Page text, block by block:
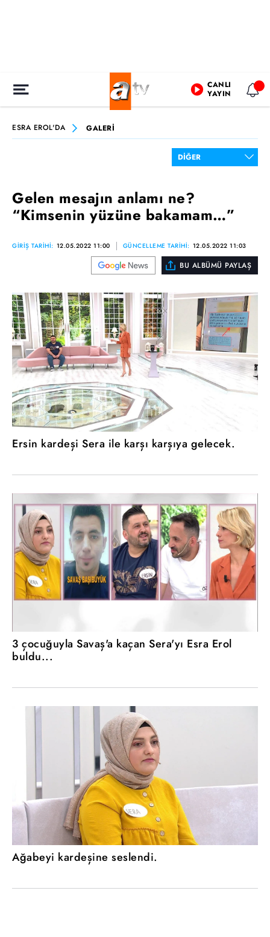
CANLI
YAYIN
ESRA EROL'DA GALERİ
Gelen mesajın anlamı ne?
“Kimsenin yüzüne bakamam…”
GİRİŞ TARİHİ: 12.05.2022 11:00 GÜNCELLEME TARİHİ: 12.05.2022 11:03
BU ALBÜMÜ PAYLAŞ
Ersin kardeşi Sera ile karşı karşıya gelecek.
3 çocuğuyla Savaş'a kaçan Sera'yı Esra Erol
buldu...
Ağabeyi kardeşine seslendi.